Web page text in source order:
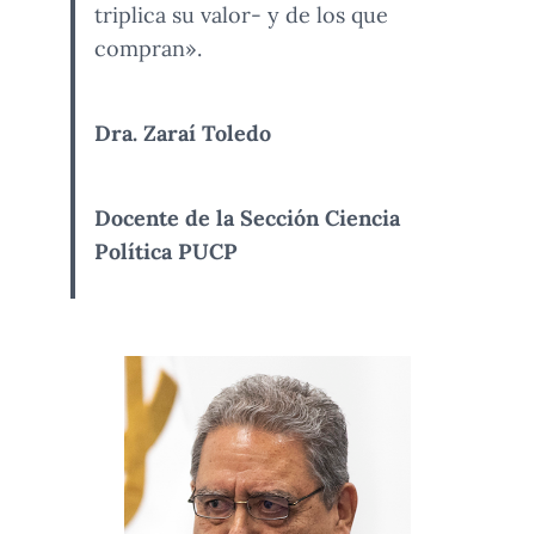
triplica su valor- y de los que
compran».
Dra. Zaraí Toledo
Docente de la Sección Ciencia
Política PUCP